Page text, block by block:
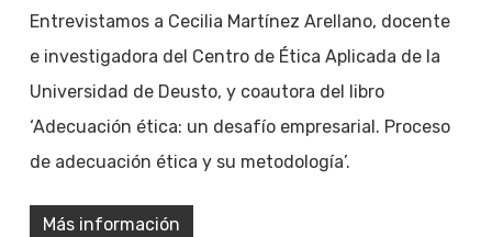
Entrevistamos a Cecilia Martínez Arellano, docente
e investigadora del Centro de Ética Aplicada de la
Universidad de Deusto, y coautora del libro
‘Adecuación ética: un desafío empresarial. Proceso
de adecuación ética y su metodología’.
Más información